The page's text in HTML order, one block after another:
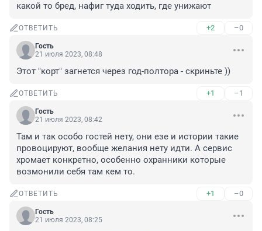
какой то бред, нафиг туда ходить, где унижают
ОТВЕТИТЬ +2 –0
Гость
21 июля 2023, 08:48
Этот "корт" загнется через год-полтора - скриньте ))
ОТВЕТИТЬ +1 –1
Гость
21 июля 2023, 08:42
Там и так особо гостей нету, они езе и истории такие
провоцируют, вообще желания нету идти. А сервис
хромает конкретно, особенно охранники которые
возмонили себя там кем то.
ОТВЕТИТЬ +1 –0
Гость
21 июля 2023, 08:25